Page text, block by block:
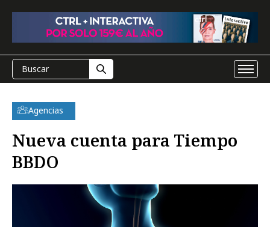
Agencias
Nueva cuenta para Tiempo
BBDO